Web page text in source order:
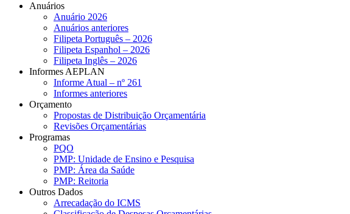
Anuários
Anuário 2026
Anuários anteriores
Filipeta Português – 2026
Filipeta Espanhol – 2026
Filipeta Inglês – 2026
Informes AEPLAN
Informe Atual – nº 261
Informes anteriores
Orçamento
Propostas de Distribuição Orçamentária
Revisões Orçamentárias
Programas
PQO
PMP: Unidade de Ensino e Pesquisa
PMP: Área da Saúde
PMP: Reitoria
Outros Dados
Arrecadação do ICMS